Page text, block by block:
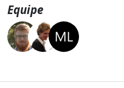
Equipe